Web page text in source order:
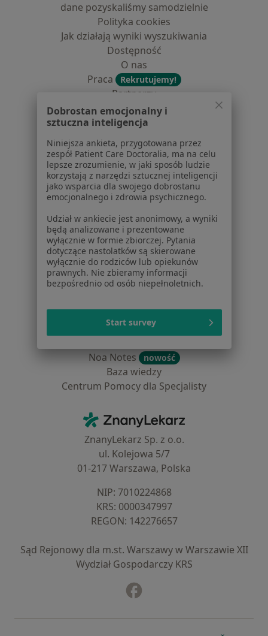
dane pozyskaliśmy samodzielnie
Polityka cookies
Jak działają wyniki wyszukiwania
Dostępność
O nas
Praca
Rekrutujemy!
Partnerzy
Centrum prasowe
Kontakt
Dla pacjentów
Lekarze
Placówki medyczne
Pytania i odpowiedzi
Choroby
Pomoc
Aplikacje mobilne
Blog dla pacjentów
Dla profesjonalistów
Dla lekarzy
Noa Notes
nowość
Baza wiedzy
Centrum Pomocy dla Specjalisty
ZnanyLekarz - Strona główna
ZnanyLekarz Sp. z o.o.
ul. Kolejowa 5/7
01-217 Warszawa, Polska
NIP: ⁠7010224868
KRS: ⁠0000347997
REGON: ⁠142276657
Sąd Rejonowy dla m.st. Warszawy w Warszawie XII
Wydział Gospodarczy KRS
Dobrostan emocjonalny i
sztuczna inteligencja
Niniejsza ankieta, przygotowana przez
zespół Patient Care Doctoralia, ma na celu
lepsze zrozumienie, w jaki sposób ludzie
korzystają z narzędzi sztucznej inteligencji
jako wsparcia dla swojego dobrostanu
emocjonalnego i zdrowia psychicznego.
Udział w ankiecie jest anonimowy, a wyniki
będą analizowane i prezentowane
wyłącznie w formie zbiorczej. Pytania
dotyczące nastolatków są skierowane
wyłącznie do rodziców lub opiekunów
prawnych. Nie zbieramy informacji
bezpośrednio od osób niepełnoletnich.
Start survey